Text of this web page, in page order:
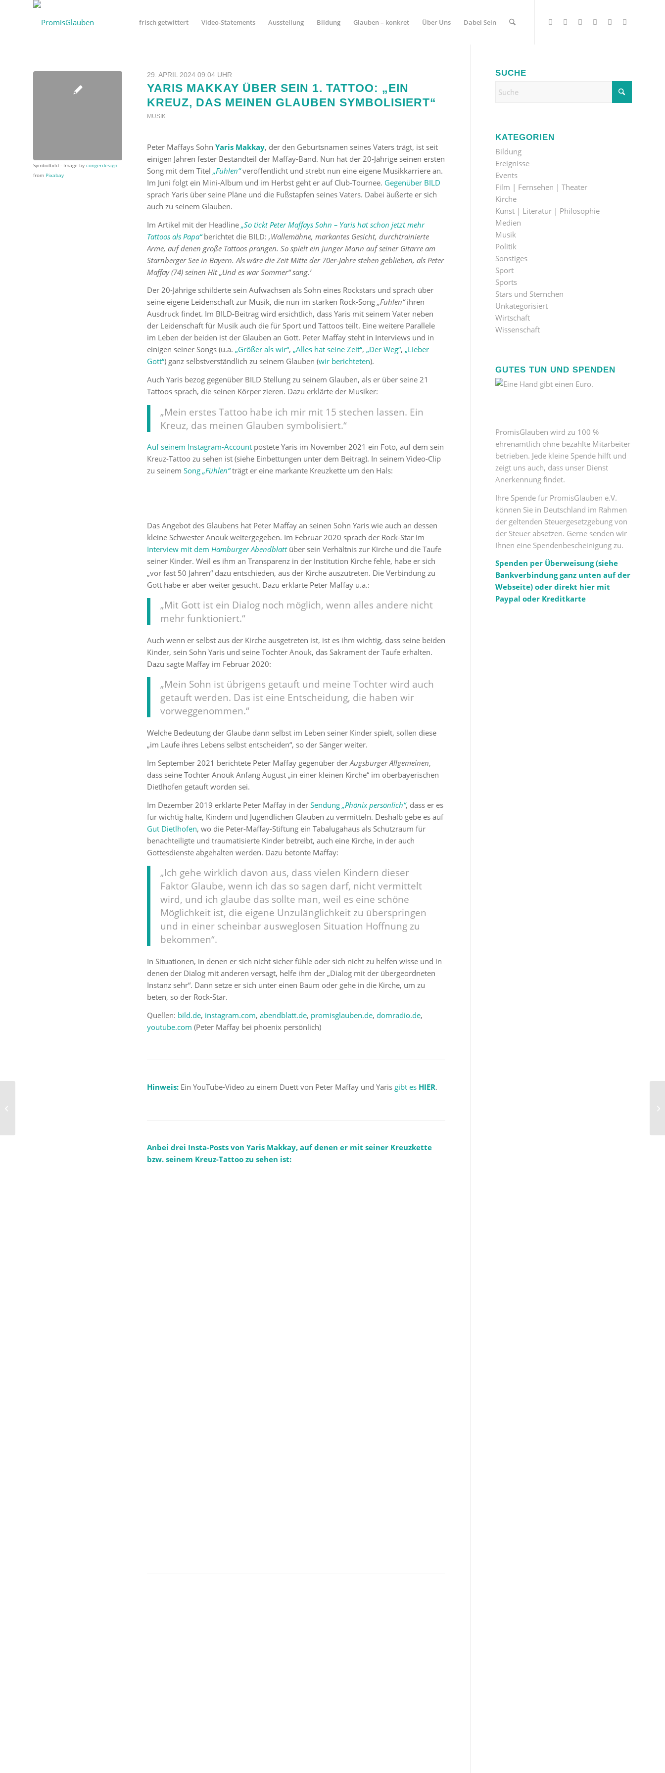
frisch getwittert Video-Statements Ausstellung Bildung Glauben – konkret Über Uns Dabei Sein
Symbolbild - Image by congerdesign
from Pixabay
29. APRIL 2024 09:04 UHR
YARIS MAKKAY ÜBER SEIN 1. TATTOO: „EIN
KREUZ, DAS MEINEN GLAUBEN SYMBOLISIERT“
MUSIK
Peter Maffays Sohn Yaris Makkay, der den Geburtsnamen seines Vaters trägt, ist seit
einigen Jahren fester Bestandteil der Maffay-Band. Nun hat der 20-Jährige seinen ersten
Song mit dem Titel „Fühlen“veröffentlicht und strebt nun eine eigene Musikkarriere an.
Im Juni folgt ein Mini-Album und im Herbst geht er auf Club-Tournee. Gegenüber BILD
sprach Yaris über seine Pläne und die Fußstapfen seines Vaters. Dabei äußerte er sich
auch zu seinem Glauben.
Im Artikel mit der Headline „So tickt Peter Maffays Sohn – Yaris hat schon jetzt mehr
Tattoos als Papa“berichtet die BILD: ‚Wallemähne, markantes Gesicht, durchtrainierte
Arme, auf denen große Tattoos prangen. So spielt ein junger Mann auf seiner Gitarre am
Starnberger See in Bayern. Als wäre die Zeit Mitte der 70er-Jahre stehen geblieben, als Peter
Maffay (74) seinen Hit „Und es war Sommer“ sang.‘
Der 20-Jährige schilderte sein Aufwachsen als Sohn eines Rockstars und sprach über
seine eigene Leidenschaft zur Musik, die nun im starken Rock-Song „Fühlen“ihren
Ausdruck findet. Im BILD-Beitrag wird ersichtlich, dass Yaris mit seinem Vater neben
der Leidenschaft für Musik auch die für Sport und Tattoos teilt. Eine weitere Parallele
im Leben der beiden ist der Glauben an Gott. Peter Maffay steht in Interviews und in
einigen seiner Songs (u.a. „Größer als wir“, „Alles hat seine Zeit“, „Der Weg“, „Lieber
Gott“) ganz selbstverständlich zu seinem Glauben (wir berichteten).
Auch Yaris bezog gegenüber BILD Stellung zu seinem Glauben, als er über seine 21
Tattoos sprach, die seinen Körper zieren. Dazu erklärte der Musiker:
„Mein erstes Tattoo habe ich mir mit 15 stechen lassen. Ein
Kreuz, das meinen Glauben symbolisiert.“
Auf seinem Instagram-Account postete Yaris im November 2021 ein Foto, auf dem sein
Kreuz-Tattoo zu sehen ist (siehe Einbettungen unter dem Beitrag). In seinem Video-Clip
zu seinem Song „Fühlen“trägt er eine markante Kreuzkette um den Hals:
Das Angebot des Glaubens hat Peter Maffay an seinen Sohn Yaris wie auch an dessen
kleine Schwester Anouk weitergegeben. Im Februar 2020 sprach der Rock-Star im
Interview mit dem Hamburger Abendblattüber sein Verhältnis zur Kirche und die Taufe
seiner Kinder. Weil es ihm an Transparenz in der Institution Kirche fehle, habe er sich
„vor fast 50 Jahren“ dazu entschieden, aus der Kirche auszutreten. Die Verbindung zu
Gott habe er aber weiter gesucht. Dazu erklärte Peter Maffay u.a.:
„Mit Gott ist ein Dialog noch möglich, wenn alles andere nicht
mehr funktioniert.“
Auch wenn er selbst aus der Kirche ausgetreten ist, ist es ihm wichtig, dass seine beiden
Kinder, sein Sohn Yaris und seine Tochter Anouk, das Sakrament der Taufe erhalten.
Dazu sagte Maffay im Februar 2020:
„Mein Sohn ist übrigens getauft und meine Tochter wird auch
getauft werden. Das ist eine Entscheidung, die haben wir
vorweggenommen.“
Welche Bedeutung der Glaube dann selbst im Leben seiner Kinder spielt, sollen diese
„im Laufe ihres Lebens selbst entscheiden“, so der Sänger weiter.
Im September 2021 berichtete Peter Maffay gegenüber der Augsburger Allgemeinen,
dass seine Tochter Anouk Anfang August „in einer kleinen Kirche“ im oberbayerischen
Dietlhofen getauft worden sei.
Im Dezember 2019 erklärte Peter Maffay in der Sendung „Phönix persönlich“, dass er es
für wichtig halte, Kindern und Jugendlichen Glauben zu vermitteln. Deshalb gebe es auf
Gut Dietlhofen, wo die Peter-Maffay-Stiftung ein Tabalugahaus als Schutzraum für
benachteiligte und traumatisierte Kinder betreibt, auch eine Kirche, in der auch
Gottesdienste abgehalten werden. Dazu betonte Maffay:
„Ich gehe wirklich davon aus, dass vielen Kindern dieser
Faktor Glaube, wenn ich das so sagen darf, nicht vermittelt
wird, und ich glaube das sollte man, weil es eine schöne
Möglichkeit ist, die eigene Unzulänglichkeit zu überspringen
und in einer scheinbar ausweglosen Situation Hoffnung zu
bekommen“.
In Situationen, in denen er sich nicht sicher fühle oder sich nicht zu helfen wisse und in
denen der Dialog mit anderen versagt, helfe ihm der „Dialog mit der übergeordneten
Instanz sehr“. Dann setze er sich unter einen Baum oder gehe in die Kirche, um zu
beten, so der Rock-Star.
Quellen: bild.de, instagram.com, abendblatt.de, promisglauben.de, domradio.de,
youtube.com (Peter Maffay bei phoenix persönlich)
Hinweis: Ein YouTube-Video zu einem Duett von Peter Maffay und Yaris gibt es HIER.
Anbei drei Insta-Posts von Yaris Makkay, auf denen er mit seiner Kreuzkette
bzw. seinem Kreuz-Tattoo zu sehen ist:
SUCHE
KATEGORIEN
Bildung
Ereignisse
Events
Film | Fernsehen | Theater
Kirche
Kunst | Literatur | Philosophie
Medien
Musik
Politik
Sonstiges
Sport
Sports
Stars und Sternchen
Unkategorisiert
Wirtschaft
Wissenschaft
GUTES TUN UND SPENDEN
PromisGlauben wird zu 100 %
ehrenamtlich ohne bezahlte Mitarbeiter
betrieben. Jede kleine Spende hilft und
zeigt uns auch, dass unser Dienst
Anerkennung findet.
Ihre Spende für PromisGlauben e.V.
können Sie in Deutschland im Rahmen
der geltenden Steuergesetzgebung von
der Steuer absetzen. Gerne senden wir
Ihnen eine Spendenbescheinigung zu.
Spenden per Überweisung (siehe
Bankverbindung ganz unten auf der
Webseite) oder direkt hier mit
Paypal oder Kreditkarte